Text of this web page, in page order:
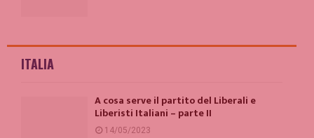
ITALIA
A cosa serve il partito del Liberali e
Liberisti Italiani – parte II
14/05/2023